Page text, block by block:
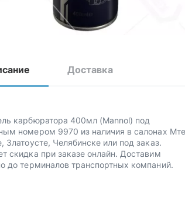
Доставка
карбюратора 400мл (Mannol) под
номером 9970 из наличия в салонах
Златоусте, Челябинске или под заказ.
скидка при заказе онлайн. Доставим
до терминалов транспортных компаний.